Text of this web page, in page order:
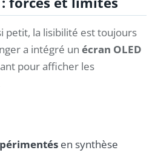
petit, la lisibilité est toujours
a intégré un écran OLED
pour afficher les
en synthèse